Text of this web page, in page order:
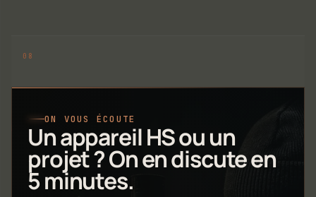
ON VOUS ÉCOUTE
Un appareil HS ou un
projet ? On en discute en
5 minutes.